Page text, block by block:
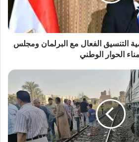
التنسيق الفعال مع البرلمان ومجلس
الحوار الوطني